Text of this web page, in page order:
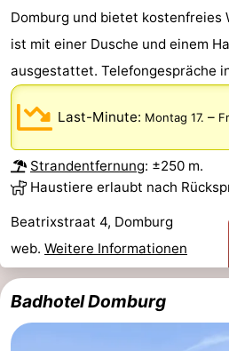
Domburg und bietet kostenfreies
ist mit einer Dusche und einem
ausgestattet. Telefongespräche
Last-Minute: Montag 17. –
Strandentfernung: ±250 m.
Haustiere erlaubt nach
Beatrixstraat 4, Domburg
web. Weitere Informationen
Badhotel Domburg